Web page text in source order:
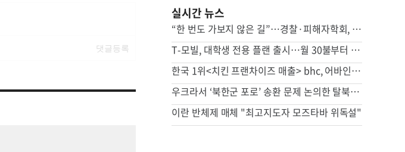
실시간 뉴스
“한 번도 가보지 않은 길”…경찰·피해자학회, 피해자 위해 머리 맞댔다
T-모빌, 대학생 전용 플랜 출시…월 30불부터 시작
한국 1위<치킨 프랜차이즈 매출> bhc, 어바인 상륙
우크라서 ‘북한군 포로’ 송환 문제 논의한 탈북민 등 6명 입건
이란 반체제 매체 "최고지도자 모즈타바 위독설"